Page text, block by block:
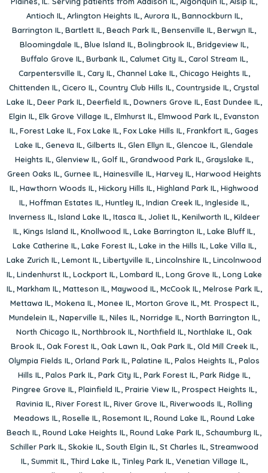
Antioch IL, Arlington Heights IL, Aurora IL, Bannockburn IL,
Barrington IL, Bartlett IL, Beach Park IL, Bensenville IL, Berwyn IL,
Bloomingdale IL, Blue Island IL, Bolingbrook IL, Bridgeview IL,
Buffalo Grove IL, Burbank IL, Calumet City IL, Carol Stream IL,
Carpentersville IL, Cary IL, Channel Lake IL, Chicago Heights IL,
Chittenden IL, Cicero IL, Country Club Hills IL, Countryside IL, Crystal
Lake IL, Deer Park IL, Deerfield IL, Downers Grove IL, East Dundee IL,
Elgin IL, Elk Grove Village IL, Elmhurst IL, Elmwood Park IL, Evanston
IL, Forest Lake IL, Fox Lake IL, Fox Lake Hills IL, Frankfort IL, Gages
Lake IL, Geneva IL, Gilberts IL, Glen Ellyn IL, Glencoe IL, Glendale
Heights IL, Glenview IL, Golf IL, Grandwood Park IL, Grayslake IL,
Green Oaks IL, Gurnee IL, Hainesville IL, Harvey IL, Harwood Heights
IL, Hawthorn Woods IL, Hickory Hills IL, Highland Park IL, Highwood
IL, Hoffman Estates IL, Huntley IL, Indian Creek IL, Ingleside IL,
Inverness IL, Island Lake IL, Itasca IL, Joliet IL, Kenilworth IL, Kildeer
IL, Kings Island IL, Knollwood IL, Lake Barrington IL, Lake Bluff IL,
Lake Catherine IL, Lake Forest IL, Lake in the Hills IL, Lake Villa IL,
Lake Zurich IL, Lemont IL, Libertyville IL, Lincolnshire IL, Lincolnwood
IL, Lindenhurst IL, Lockport IL, Lombard IL, Long Grove IL, Long Lake
IL, Markham IL, Matteson IL, Maywood IL, McCook IL, Melrose Park IL,
Mettawa IL, Mokena IL, Monee IL, Morton Grove IL, Mt. Prospect IL,
Mundelein IL, Naperville IL, Niles IL, Norridge IL, North Barrington IL,
North Chicago IL, Northbrook IL, Northfield IL, Northlake IL, Oak
Brook IL, Oak Forest IL, Oak Lawn IL, Oak Park IL, Old Mill Creek IL,
Olympia Fields IL, Orland Park IL, Palatine IL, Palos Heights IL, Palos
Hills IL, Palos Park IL, Park City IL, Park Forest IL, Park Ridge IL,
Pingree Grove IL, Plainfield IL, Prairie View IL, Prospect Heights IL,
Ravinia IL, River Forest IL, River Grove IL, Riverwoods IL, Rolling
Meadows IL, Roselle IL, Rosemont IL, Round Lake IL, Round Lake
Beach IL, Round Lake Heights IL, Round Lake Park IL, Schaumburg IL,
Schiller Park IL, Skokie IL, South Elgin IL, St Charles IL, Streamwood
IL, Summit IL, Third Lake IL, Tinley Park IL, Venetian Village IL,